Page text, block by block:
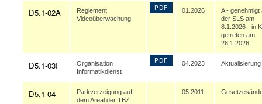
D5.1-02A
Reglement
Videoüberwachung
PDF 01.2026
A - genehmigt
der SLS am
8.1.2026 - in
getreten am
28.1.2026
D5.1-03I
Organisation
Informatikdienst
PDF 04.2023 Aktualisierung
D5.1-04
Parkverzeigung auf
dem Areal der TBZ
05.2011